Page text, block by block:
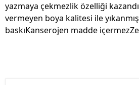
yazmaya çekmezlik özelliği
vermeyen boya kalitesi ile
baskıKanserojen madde